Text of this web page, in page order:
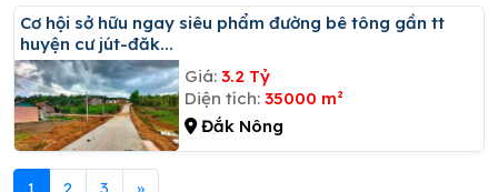
Cơ hội sở hữu ngay siêu phẩm đường bê tông gần tt
huyện cư jút-đăk...
Giá: 3.2 Tỷ
Diện tích: 35000 m²
Đắk Nông